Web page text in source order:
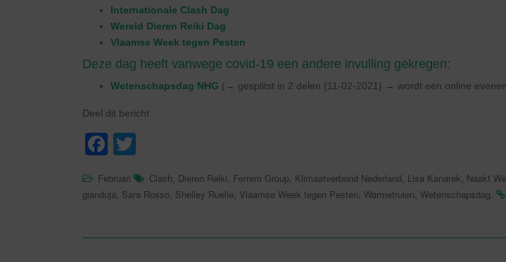
Internationale Clash Dag
Wereld Dieren Reiki Dag
Vlaamse Week tegen Pesten
Deze dag heeft vanwege covid-19 een andere invulling gekregen:
Wetenschapsdag NHG (→ gesplitst in 2 delen {11-02-2021} → wordt een online
Deel dit bericht
F
c
b
tt
Februari Clash, Dieren Reiki, Ferrero Group, Klimaatverbond Nederland, Lisa Kanarek, Naakt
gianduja, Sara Rosso, Shelley Ruelle, Vlaamse Week tegen Pesten, Warmetruien, Wetenschapsdag.